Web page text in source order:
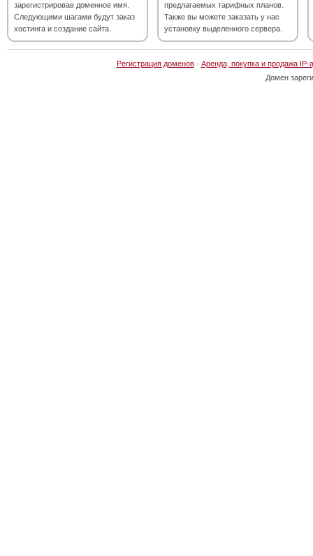
зарегистрировав доменное имя.
Следующими шагами будут заказ
хостинга и создание сайта.
предлагаемых тарифных планов.
Также вы можете заказать у нас
установку выделенного сервера.
Регистрация доменов· Аренда, покупка и продажа IP-
Домен